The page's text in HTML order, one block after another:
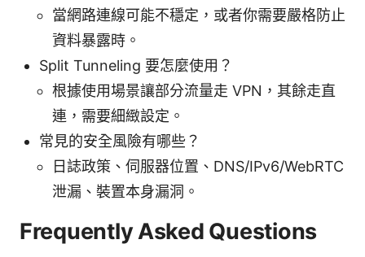
當網路連線可能不穩定，或者你需要嚴格防止
資料暴露時。
Split Tunneling 要怎麼使用？
根據使用場景讓部分流量走 VPN，其餘走直
連，需要細緻設定。
常見的安全風險有哪些？
日誌政策、伺服器位置、DNS/IPv6/WebRTC
泄漏、裝置本身漏洞。
Frequently Asked Questions